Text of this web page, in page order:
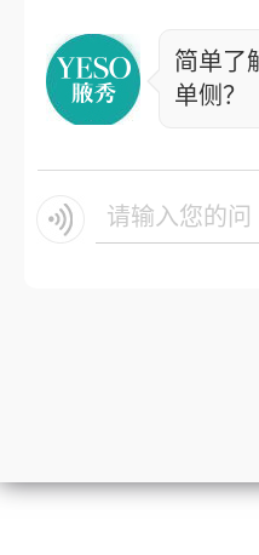
简单了
单侧？
请输入您的问